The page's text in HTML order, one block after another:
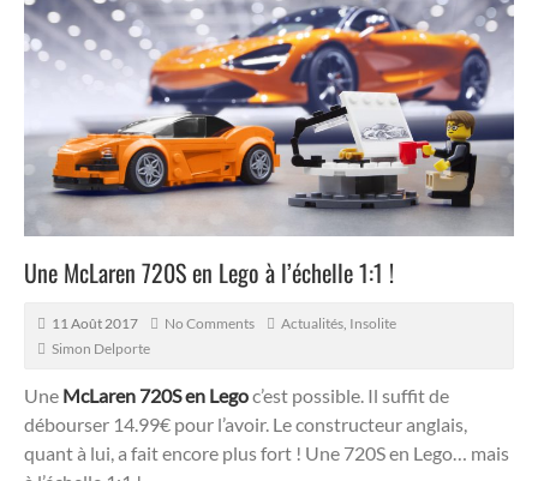
Une McLaren 720S en Lego à l’échelle 1:1 !
11 Août 2017 No Comments Actualités Insolite
Simon Delporte
Une McLaren 720S en Legoc’est possible. Il suffit de
débourser 14.99€ pour l’avoir. Le constructeur anglais,
quant à lui, a fait encore plus fort ! Une 720S en Lego… mais